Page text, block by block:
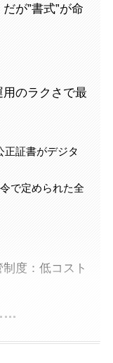
が”書式”が命
のラクさで最
正証書がデジタ
で定められた全
度：低コスト